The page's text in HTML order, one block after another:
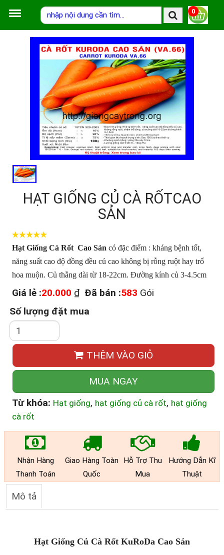
0
HẠT GIỐNG CỦ CÀ RỐTCAO
SẢN
Hạt Giống Cà Rốt Cao Sản có đặc điểm : kháng bệnh tốt,
năng suất cao độ đồng đều củ cao không bị rỗng ruột hay trổ
hoa muộn. Củ thẳng dài từ 18-22cm. Đường kính củ 3-4.5cm
Giá lẻ :20.000 ₫ Đã bán :583 Gói
Số lượng đặt mua
THÊM VÀO GIỎ
MUA NGAY
Từ khóa: Hạt giống, hạt giống củ cà rốt, hạt giống
cà rốt
Nhận Hàng
Thanh Toán
Giao Hàng Toàn
Quốc
Hỗ Trợ Thu
Mua
Hướng Dẫn Kĩ
Thuật
Mô tả
Hạt Giống Củ Cà Rốt KuRoDa Cao Sản